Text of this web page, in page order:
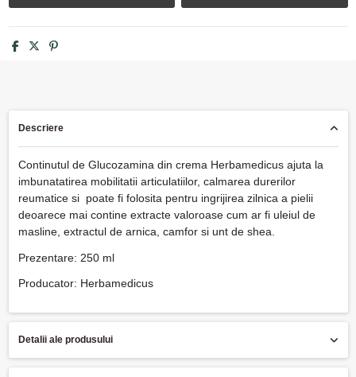
Descriere
Continutul de Glucozamina din crema Herbamedicus ajuta la
imbunatatirea mobilitatii articulatiilor, calmarea durerilor
reumatice si poate fi folosita pentru ingrijirea zilnica a pielii
deoarece mai contine extracte valoroase cum ar fi uleiul de
masline, extractul de arnica, camfor si unt de shea.
Prezentare: 250 ml
Producator: Herbamedicus
Detalii ale produsului